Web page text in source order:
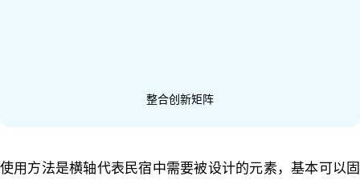
整合创新矩阵
使用方法是横轴代表民宿中需要被设计的元素，基本可以固